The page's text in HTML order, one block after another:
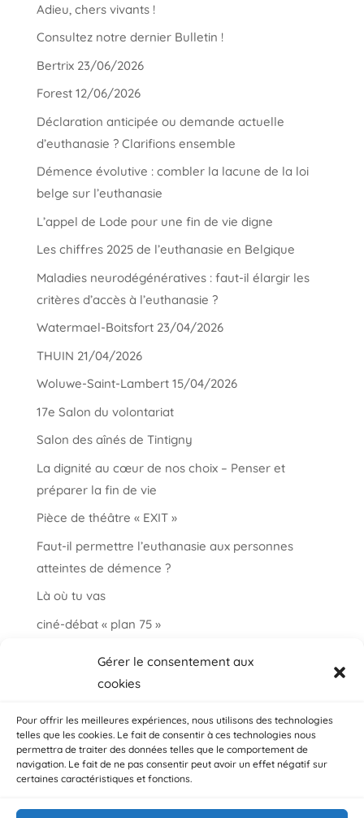
Gérer le consentement aux
cookies
Pour offrir les meilleures expériences, nous utilisons des technologies
telles que les cookies. Le fait de consentir à ces technologies nous
permettra de traiter des données telles que le comportement de
navigation. Le fait de ne pas consentir peut avoir un effet négatif sur
certaines caractéristiques et fonctions.
Adieu, chers vivants !
Consultez notre dernier Bulletin !
Bertrix 23/06/2026
Forest 12/06/2026
Déclaration anticipée ou demande actuelle
d’euthanasie ? Clarifions ensemble
Démence évolutive : combler la lacune de la loi
belge sur l’euthanasie
L’appel de Lode pour une fin de vie digne
Les chiffres 2025 de l’euthanasie en Belgique
Maladies neurodégénératives : faut-il élargir les
critères d’accès à l’euthanasie ?
Watermael-Boitsfort 23/04/2026
THUIN 21/04/2026
Woluwe-Saint-Lambert 15/04/2026
17e Salon du volontariat
Salon des aînés de Tintigny
La dignité au cœur de nos choix – Penser et
préparer la fin de vie
Pièce de théâtre « EXIT »
Faut-il permettre l’euthanasie aux personnes
atteintes de démence ?
Là où tu vas
ciné-débat « plan 75 »
choisir ma fin vie